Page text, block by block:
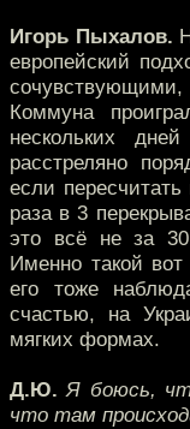
Игорь Пыхалов.
европейский
Коммуна
нескольких
расстреляно
если
раза в 3
это всё не за
Именно такой
его тоже
счастью, на
мягких формах.
Д.Ю. Я боюсь,
что там